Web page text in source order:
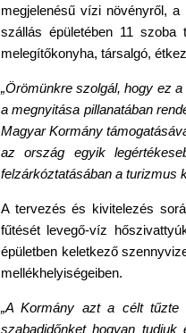
megjelenésű vízi növényről,
szállás épületében 11 szoba
melegítőkonyha, társalgó,
„Örömünkre szolgál, hogy ez
a megnyitása pillanatában
Magyar Kormány
az ország egyik
felzárkóztatásában a turizmus
A tervezés és kivitelezés
fűtését levegő-víz
épületben keletkező
mellékhelyiségeiben.
„A Kormány azt a célt tűzte
szabadidőnket hogyan